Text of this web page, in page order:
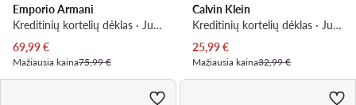
Emporio Armani
Kreditinių kortelių dėklas · Juoda
Dabartinė kaina
69,99€
Mažiausia kaina75,99 €
Calvin Klein
Kreditinių kortelių dėklas · Juoda
Dabartinė kaina
25,99€
Mažiausia kaina32,99 €